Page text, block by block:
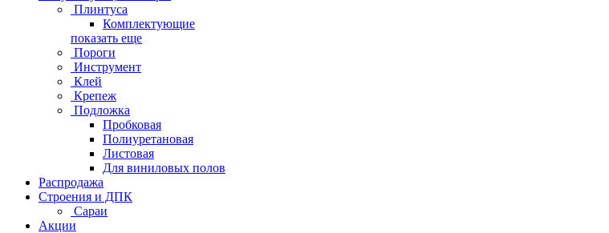
Плинтуса
Комплектующие
показать еще
Пороги
Инструмент
Клей
Крепеж
Подложка
Пробковая
Полиуретановая
Листовая
Для виниловых полов
Распродажа
Строения и ДПК
Сараи
Акции